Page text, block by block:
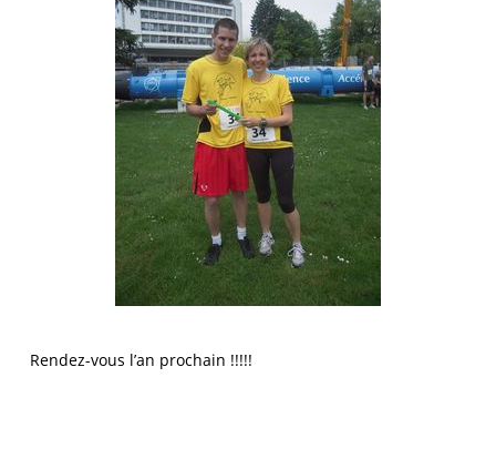
Rendez-vous l’an prochain !!!!!